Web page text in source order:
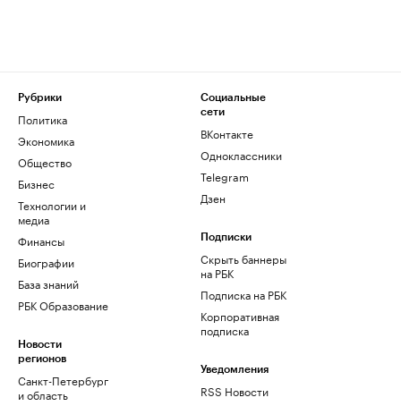
Рубрики
Политика
Экономика
Общество
Бизнес
Технологии и
медиа
Финансы
Биографии
База знаний
РБК Образование
Новости
регионов
Санкт-Петербург
и область
Социальные
сети
ВКонтакте
Одноклассники
Telegram
Дзен
Подписки
Скрыть баннеры
на РБК
Подписка на РБК
Корпоративная
подписка
Уведомления
RSS Новости